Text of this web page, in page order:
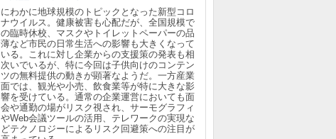
にわかに地球規模のトピックとなった新型コロ
ナウイルス。健康被害も心配だが、全国規模で
の臨時休校、マスクやトイレットペーパーの品
薄など市民の日常生活への影響も大きくなって
いる。これに対し企業からの支援策の発表も相
次いでいるが、特に今回は子供向けのコンテン
ツの無料提供の動きが顕著なようだ。一方産業
面では、観光や小売、飲食業等が特に大きな影
響を受けている。通常の企業運営においても面
会や通勤の場がリスク視され、サーモグラフィ
やWeb会議ツールの活用、テレワークの実現な
どテクノロジーによるリスク回避策への注目が